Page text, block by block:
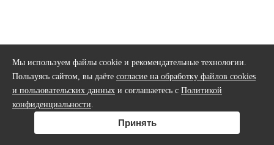
Мы используем файлы cookie и рекомендательные технологии.
Пользуясь сайтом, вы даёте согласие на обработку файлов cookies
и пользовательских данных и соглашаетесь с Политикой
конфиденциальности.
Принять